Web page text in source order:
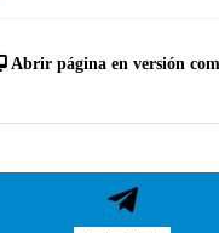
Abrir página en versión